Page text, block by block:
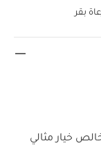
بقر
خيار مثالي